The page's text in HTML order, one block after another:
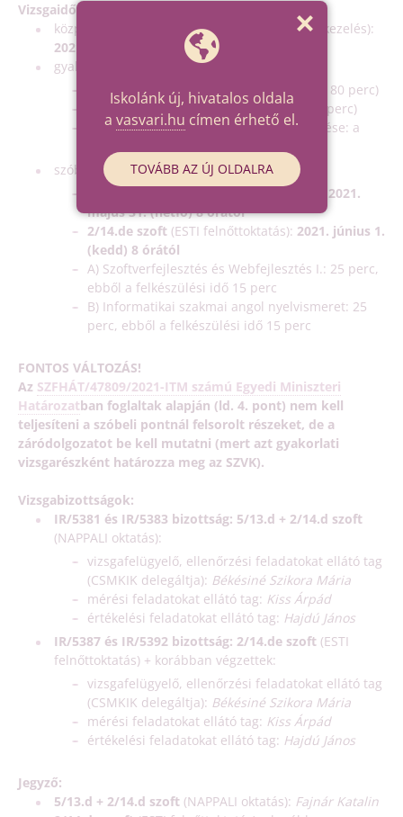
Vizsgaidőpontok:
központi írásbeli (Programozás és adatbázis-kezelés):
2021. május 11. (kedd)10:00 (120 perc)
gyakorlati:
2021. május 18. (kedd)
A) Komplex alkalmazás készítése: 9:00 (180 perc)
B) Webalkalmazás készítése: 12:30 (120 perc)
C) Záródolgozat bemutatása és megvédése: a
szóbeli:
2021.
május 31. (hétfő) 8 órától
2/14.de szoft (ESTI felnőttoktatás): 2021. június 1.
(kedd) 8 órától
A) Szoftverfejlesztés és Webfejlesztés I.: 25 perc,
ebből a felkészülési idő 15 perc
B) Informatikai szakmai angol nyelvismeret: 25
perc, ebből a felkészülési idő 15 perc
FONTOS VÁLTOZÁS!
Az SZFHÁT/47809/2021-ITM számú Egyedi Miniszteri
Határozatban foglaltak alapján (ld. 4. pont) nem kell
teljesíteni a szóbeli pontnál felsorolt részeket, de a
záródolgozatot be kell mutatni (mert azt gyakorlati
vizsgarészként határozza meg az SZVK).
Vizsgabizottságok:
IR/5381 és IR/5383 bizottság: 5/13.d + 2/14.d szoft
(NAPPALI oktatás):
vizsgafelügyelő, ellenőrzési feladatokat ellátó tag
(CSMKIK delegáltja): Békésiné Szikora Mária
mérési feladatokat ellátó tag: Kiss Árpád
értékelési feladatokat ellátó tag: Hajdú János
IR/5387 és IR/5392 bizottság: 2/14.de szoft (ESTI
felnőttoktatás) + korábban végzettek:
vizsgafelügyelő, ellenőrzési feladatokat ellátó tag
(CSMKIK delegáltja): Békésiné Szikora Mária
mérési feladatokat ellátó tag: Kiss Árpád
értékelési feladatokat ellátó tag: Hajdú János
Jegyző:
5/13.d + 2/14.d szoft (NAPPALI oktatás): Fajnár Katalin
Iskolánk új, hivatalos oldala
a vasvari.hu címen érhető el.
TOVÁBB AZ ÚJ OLDALRA